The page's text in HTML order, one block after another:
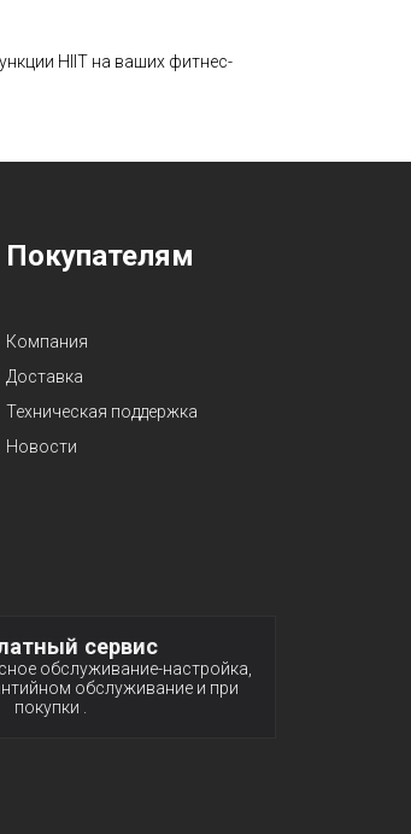
HIIT на ваших фитнес-
Покупателям
Компания
Доставка
Техническая поддержка
Новости
сервис
обслуживание-настройка,
обслуживание и при
покупки .